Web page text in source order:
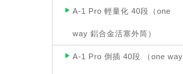
A-1 Pro 輕量化 40段（one
way 鋁合金活塞外筒）
A-1 Pro 倒插 40段 （one way